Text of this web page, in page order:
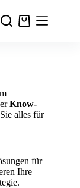
Warenkorb
Know-
alles für
für
Ihre